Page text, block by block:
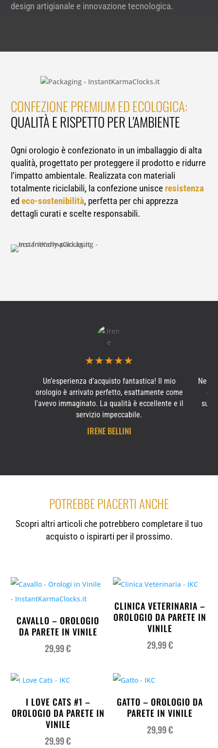
design artigianale e innovazione tecnologica.
CONFEZIONE PREMIUM ED ECOLOGICA:
QUALITÀ E RISPETTO PER L’AMBIENTE
Ogni orologio è confezionato in un imballaggio di alta
qualità, progettato per proteggere il prodotto e ridurre
l’impatto ambientale. Realizzata con materiali
totalmente riciclabili, la confezione unisce resistenza
edeco-sostenibilità, perfetta per chi apprezza
dettagli curati e scelte responsabili.
★★★★★
Un’esperienza d’acquisto fantastica! Il mio
orologio è arrivato perfetto, esattamente come
l'avevo immaginato. La qualità è eccellente e il
servizio impeccabile.
IRENE BELLINI
Ne
e
POTREBBE PIACERTI ANCHE
Scopri altri articoli che potrebbero completare il tuo
acquisto o ispirarti per il prossimo.
CAVALLO – OROLOGIO
DA PARETE IN VINILE
29,99€
CLINICA VETERINARIA –
OROLOGIO DA PARETE IN
VINILE
29,99€
I LOVE CATS #1 –
OROLOGIO DA PARETE IN
VINILE
29,99€
GATTO – OROLOGIO DA
PARETE IN VINILE
29,99€